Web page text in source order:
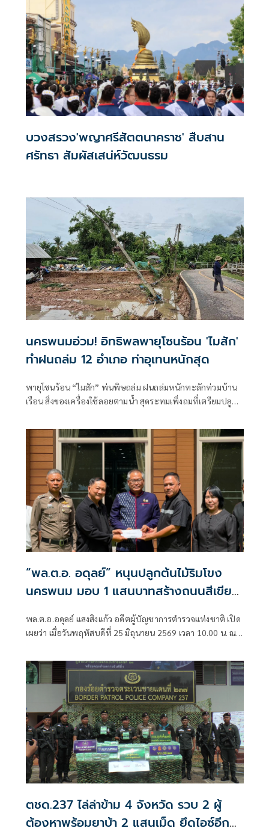
บวงสรวง'พญาศรีสัตตนาคราช' สืบสาน
ศรัทธา สัมผัสเสน่ห์วัฒนธรม
นครพนมอ่วม! อิทธิพลพายุโซนร้อน 'ไมสัก'
ทำฝนถล่ม 12 อำเภอ ท่าอุเทนหนักสุด
พายุโซนร้อน “ไมสัก” พ่นพิษถล่ม ฝนถล่มหนักทะลักท่วมบ้าน
เรือน สิ่งของเครื่องใช้ลอยตามน้ำ สุดระทมเพิ่งถมที่เตรียมปลูก
“พล.ต.อ. อดุลย์” หนุนปลูกต้นไม้ริมโขง
นครพนม มอบ 1 แสนบาทสร้างถนนสีเขียว
พล.ต.อ.อดุลย์ แสงสิงแก้ว อดีตผู้บัญชาการตำรวจแห่งชาติ เปิด
เผยว่า เมื่อวันพฤหัสบดีที่ 25 มิถุนายน 2569 เวลา 10.00 น. ณ
ร่วมสนับสนุนการพัฒนาพื้นที่สีเขียวและคุณภาพชีวิตของ
ประชาชนในจังหวัดนครพนม
ตชด.237 ไล่ล่าข้าม 4 จังหวัด รวบ 2 ผู้
ต้องหาพร้อมยาบ้า 2 แสนเม็ด ยึดไอซ์อีก